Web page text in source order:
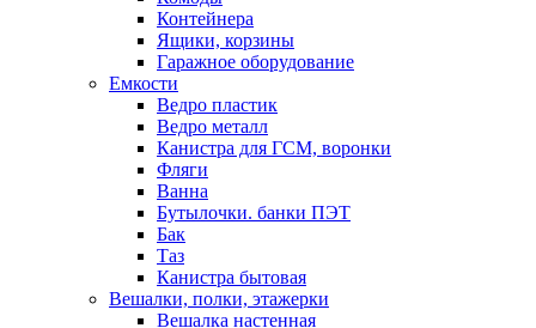
Контейнера
Ящики, корзины
Гаражное оборудование
Емкости
Ведро пластик
Ведро металл
Канистра для ГСМ, воронки
Фляги
Ванна
Бутылочки. банки ПЭТ
Бак
Таз
Канистра бытовая
Вешалки, полки, этажерки
Вешалка настенная